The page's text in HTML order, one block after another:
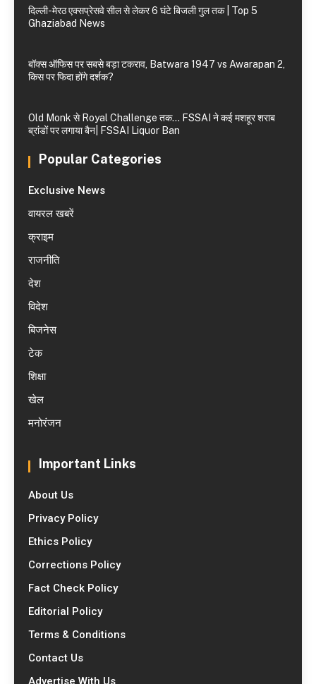
दिल्ली-मेरठ एक्सप्रेसवे सील से लेकर 6 घंटे बिजली गुल तक | Top 5
Ghaziabad News
बॉक्स ऑफिस पर सबसे बड़ा टकराव, Batwara 1947 vs Awarapan 2,
किस पर फिदा होंगे दर्शक?
Old Monk से Royal Challenge तक… FSSAI ने कई मशहूर शराब
ब्रांडों पर लगाया बैन| FSSAI Liquor Ban
Popular Categories
Exclusive News
वायरल खबरें
क्राइम
राजनीति
देश
विदेश
बिजनेस
टेक
शिक्षा
खेल
मनोरंजन
Important Links
About Us
Privacy Policy
Ethics Policy
Corrections Policy
Fact Check Policy
Editorial Policy
Terms & Conditions
Contact Us
Advertise With Us